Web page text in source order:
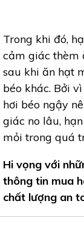
Trong khi đó,
cảm giác thèm
sau khi ăn hạt
béo khác. Bởi
hơi béo ngậy
giác no lâu,
mỏi trong quá
Hi vọng với
thông tin mua
chất lượng an